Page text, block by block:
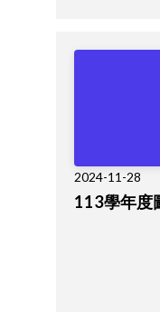
2024-11-28
113學年度